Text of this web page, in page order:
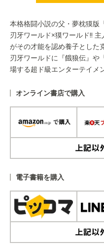
本格格闘小説の父・夢枕獏版
刃牙ワールド×獏ワールド!!
がその才能を認め養子とした
刃牙ワールドに『餓狼伝』や
場する超ド級エンターテイメ
オンライン書店で購入
電子書籍を購入